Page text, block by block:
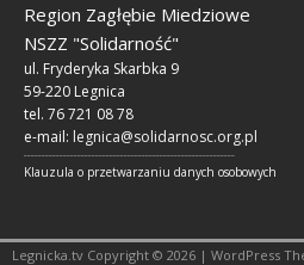
Region Zagłębie Miedziowe
NSZZ "Solidarność"
ul. Fryderyka Skarbka 9
59-220 Legnica
tel. 76 721 08 78
e-mail: legnica@solidarnosc.org.pl
Klauzula o przetwarzaniu danych osobowych
Legnicka.tv Copyright © 2026 | WordPress